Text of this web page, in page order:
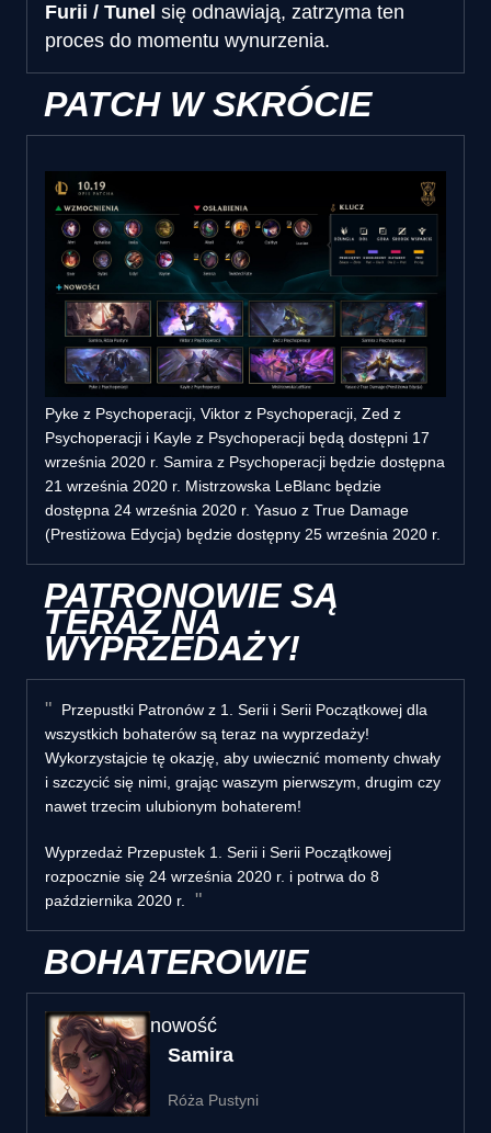
Furii / Tunel się odnawiają, zatrzyma ten
proces do momentu wynurzenia.
PATCH W SKRÓCIE
Pyke z Psychoperacji, Viktor z Psychoperacji, Zed z
Psychoperacji i Kayle z Psychoperacji będą dostępni 17
września 2020 r. Samira z Psychoperacji będzie dostępna
21 września 2020 r. Mistrzowska LeBlanc będzie
dostępna 24 września 2020 r. Yasuo z True Damage
(Prestiżowa Edycja) będzie dostępny 25 września 2020 r.
PATRONOWIE SĄ
TERAZ NA
WYPRZEDAŻY!
Przepustki Patronów z 1. Serii i Serii Początkowej dla
wszystkich bohaterów są teraz na wyprzedaży!
Wykorzystajcie tę okazję, aby uwiecznić momenty chwały
i szczycić się nimi, grając waszym pierwszym, drugim czy
nawet trzecim ulubionym bohaterem!
Wyprzedaż Przepustek 1. Serii i Serii Początkowej
rozpocznie się 24 września 2020 r. i potrwa do 8
października 2020 r.
BOHATEROWIE
nowość
Samira
Róża Pustyni